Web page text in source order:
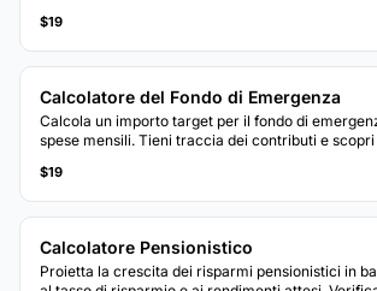
$19
Calcolatore del Fondo di Emergenza
Calcola un importo target per il fondo di
spese mensili. Tieni traccia dei contributi e
$19
Calcolatore Pensionistico
Proietta la crescita dei risparmi pensionistici in